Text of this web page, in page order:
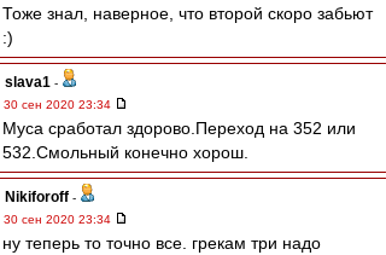
Тоже знал, наверное, что второй скоро забьют
:)
slava1 -
30 сен 2020 23:34
Муса сработал здорово.Переход на 352 или
532.Смольный конечно хорош.
Nikiforoff -
30 сен 2020 23:34
ну теперь то точно все. грекам три надо